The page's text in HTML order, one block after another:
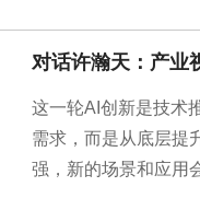
对话许瀚天：产业
这一轮AI创新是技术
需求，而是从底层提
强，新的场景和应用